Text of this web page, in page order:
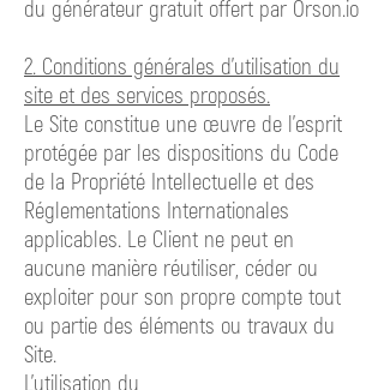
du générateur gratuit offert par Orson.io
2. Conditions générales d’utilisation du
site et des services proposés.
Le Site constitue une œuvre de l’esprit
protégée par les dispositions du Code
de la Propriété Intellectuelle et des
Réglementations Internationales
applicables. Le Client ne peut en
aucune manière réutiliser, céder ou
exploiter pour son propre compte tout
ou partie des éléments ou travaux du
Site.
L’utilisation du